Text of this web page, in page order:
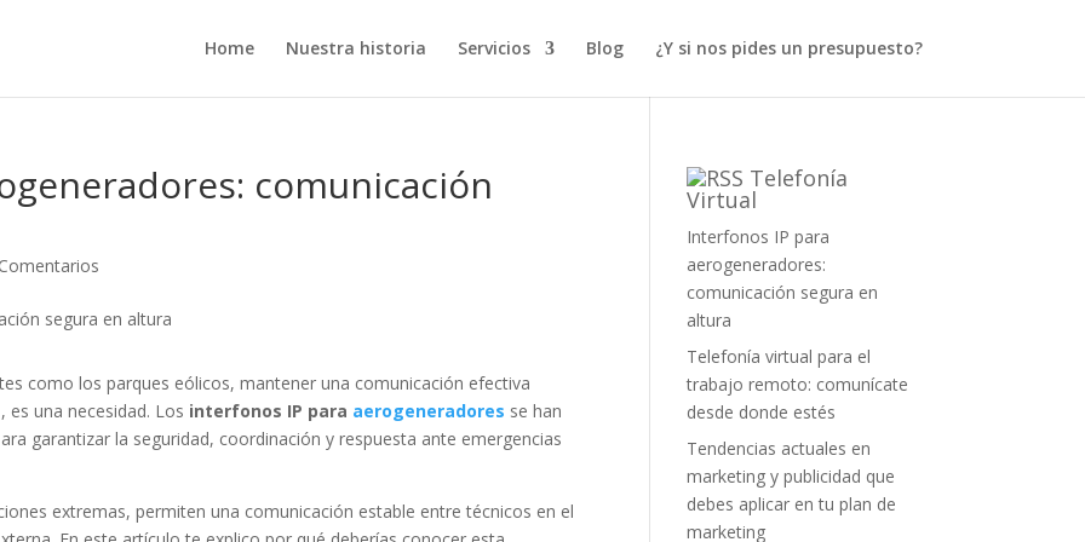
Home Nuestra historia Servicios Blog ¿Y si nos pides un presupuesto?
comunicación
como los parques eólicos, mantener una comunicación efectiva
una necesidad. Los interfonos IP para aerogeneradores se han
garantizar la seguridad, coordinación y respuesta ante emergencias
extremas, permiten una comunicación estable entre técnicos en el
Telefonía
Virtual
Interfonos IP para
aerogeneradores:
comunicación segura en
altura
Telefonía virtual para el
trabajo remoto: comunícate
desde donde estés
Tendencias actuales en
marketing y publicidad que
debes aplicar en tu plan de
marketing